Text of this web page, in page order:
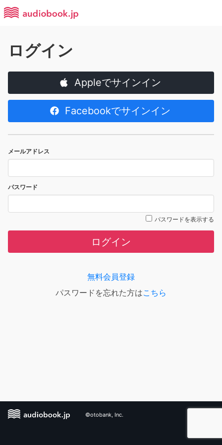
ログイン
Appleでサインイン
Facebookでサインイン
メールアドレス
パスワード
パスワードを表示する
ログイン
無料会員登録
パスワードを忘れた方はこちら
©otobank, Inc.